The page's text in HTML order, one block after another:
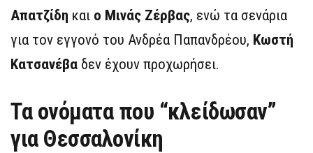
Απατζίδη και ο Μινάς Ζέρβας, ενώ τα σενάρια
για τον εγγονό του Ανδρέα Παπανδρέου, Κωστή
Κατσανέβα δεν έχουν προχωρήσει.
Τα ονόματα που “κλείδωσαν”
για Θεσσαλονίκη